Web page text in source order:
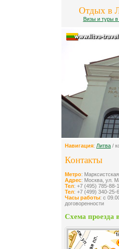
Отдых в
Визы и туры в
Навигация: Литва /
Контакты
Метро:
Адрес: Москва, ул.
Тел: +7 (495) 785-88-
Тел: +7 (499) 340-25-
Часы работы: с
договоренности
Схема проезда